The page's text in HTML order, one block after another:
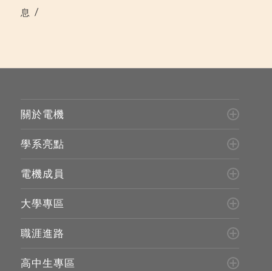
息 /
關於電機
學系亮點
電機成員
大學專區
職涯進路
高中生專區